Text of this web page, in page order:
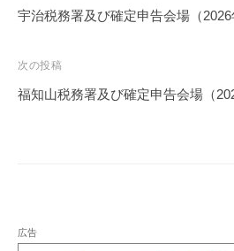
稿
ビ
ゲ
宇治税務署及び確定申告会場（2026
次の投稿
福知山税務署及び確定申告会場（
広告